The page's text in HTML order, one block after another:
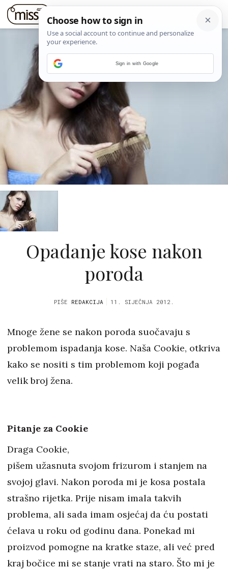
Opadanje kose nakon
poroda
PIŠE REDAKCIJA 11. SIJEČNJA 2012.
Mnoge žene se nakon poroda suočavaju s
problemom ispadanja kose. Naša Cookie, otkriva
kako se nositi s tim problemom koji pogađa
velik broj žena.
Pitanje za Cookie
Draga Cookie,
pišem užasnuta svojom frizurom i stanjem na
svojoj glavi. Nakon poroda mi je kosa postala
strašno rijetka. Prije nisam imala takvih
problema, ali sada imam osjećaj da ću postati
ćelava u roku od godinu dana. Ponekad mi
proizvod pomogne na kratke staze, ali već pred
kraj bočice mi se stanje vrati na staro. Što mi je
Sign in with Google